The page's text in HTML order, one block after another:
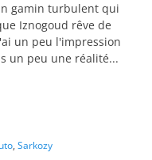
gamin turbulent qui
Iznogoud rêve de
un peu l'impression
un peu une réalité...
, Sarkozy